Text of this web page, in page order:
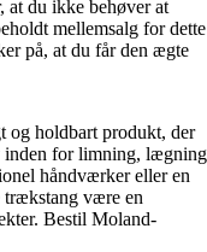
at du ikke behøver at
mellemsalg for dette
på, at du får den ægte
og holdbart produkt, der
inden for limning, lægning
håndværker eller en
trækstang være en
Bestil Moland-